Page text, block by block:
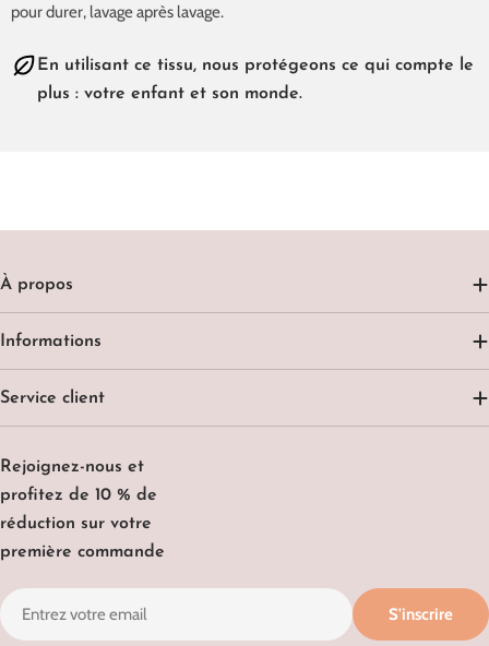
pour durer, lavage après lavage.
En utilisant ce tissu, nous protégeons ce qui compte le
plus : votre enfant et son monde.
Rejoignez-nous et
profitez de 10 % de
réduction sur votre
première commande
E-
mail
S'inscrire
À propos
Informations
Service client